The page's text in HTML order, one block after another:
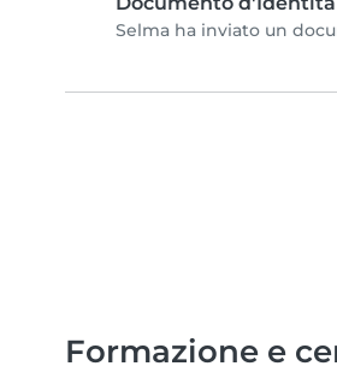
Selma ha inviato un
Formazione e